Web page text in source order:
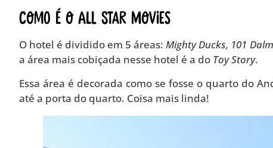
Como é o All Star Movies
O hotel é dividido em 5 áreas:Mighty Ducks, 101
a área mais cobiçada nesse hotel é a do Toy Story.
Essa área é decorada como se fosse o quarto do
até a porta do quarto. Coisa mais linda!